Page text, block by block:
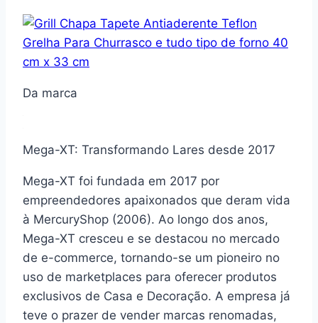
Da marca
Mega-XT: Transformando Lares desde 2017
Mega-XT foi fundada em 2017 por
empreendedores apaixonados que deram vida
à MercuryShop (2006). Ao longo dos anos,
Mega-XT cresceu e se destacou no mercado
de e-commerce, tornando-se um pioneiro no
uso de marketplaces para oferecer produtos
exclusivos de Casa e Decoração. A empresa já
teve o prazer de vender marcas renomadas,